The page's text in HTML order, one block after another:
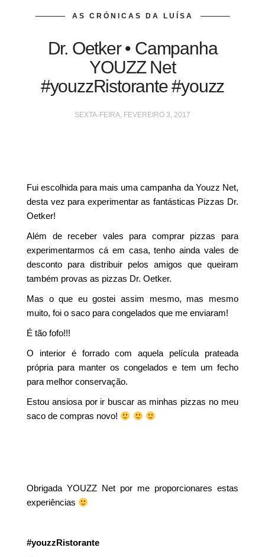
AS CRÓNICAS DA LUÍSA
Dr. Oetker • Campanha
YOUZZ Net
#youzzRistorante #youzz
SEXTA-FEIRA, FEVEREIRO 3, 2017
Fui escolhida para mais uma campanha da Youzz Net,
desta vez para experimentar as fantásticas Pizzas Dr.
Oetker!
Além de receber vales para comprar pizzas para
experimentarmos cá em casa, tenho ainda vales de
desconto para distribuir pelos amigos que queiram
também provas as pizzas Dr. Oetker.
Mas o que eu gostei assim mesmo, mas mesmo
muito, foi o saco para congelados que me enviaram!
É tão fofo!!!
O interior é forrado com aquela película prateada
própria para manter os congelados e tem um fecho
para melhor conservação.
Estou ansiosa por ir buscar as minhas pizzas no meu
saco de compras novo!
Obrigada YOUZZ Net por me proporcionares estas
experiências
#youzzRistorante